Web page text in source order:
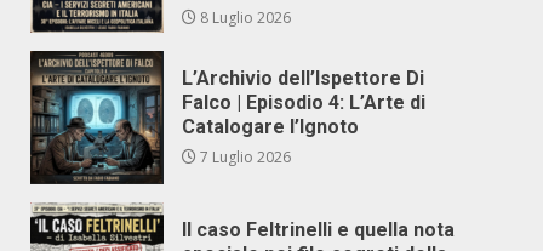
8 Luglio 2026
L’Archivio dell’Ispettore Di
Falco | Episodio 4: L’Arte di
Catalogare l’Ignoto
7 Luglio 2026
Il caso Feltrinelli e quella nota